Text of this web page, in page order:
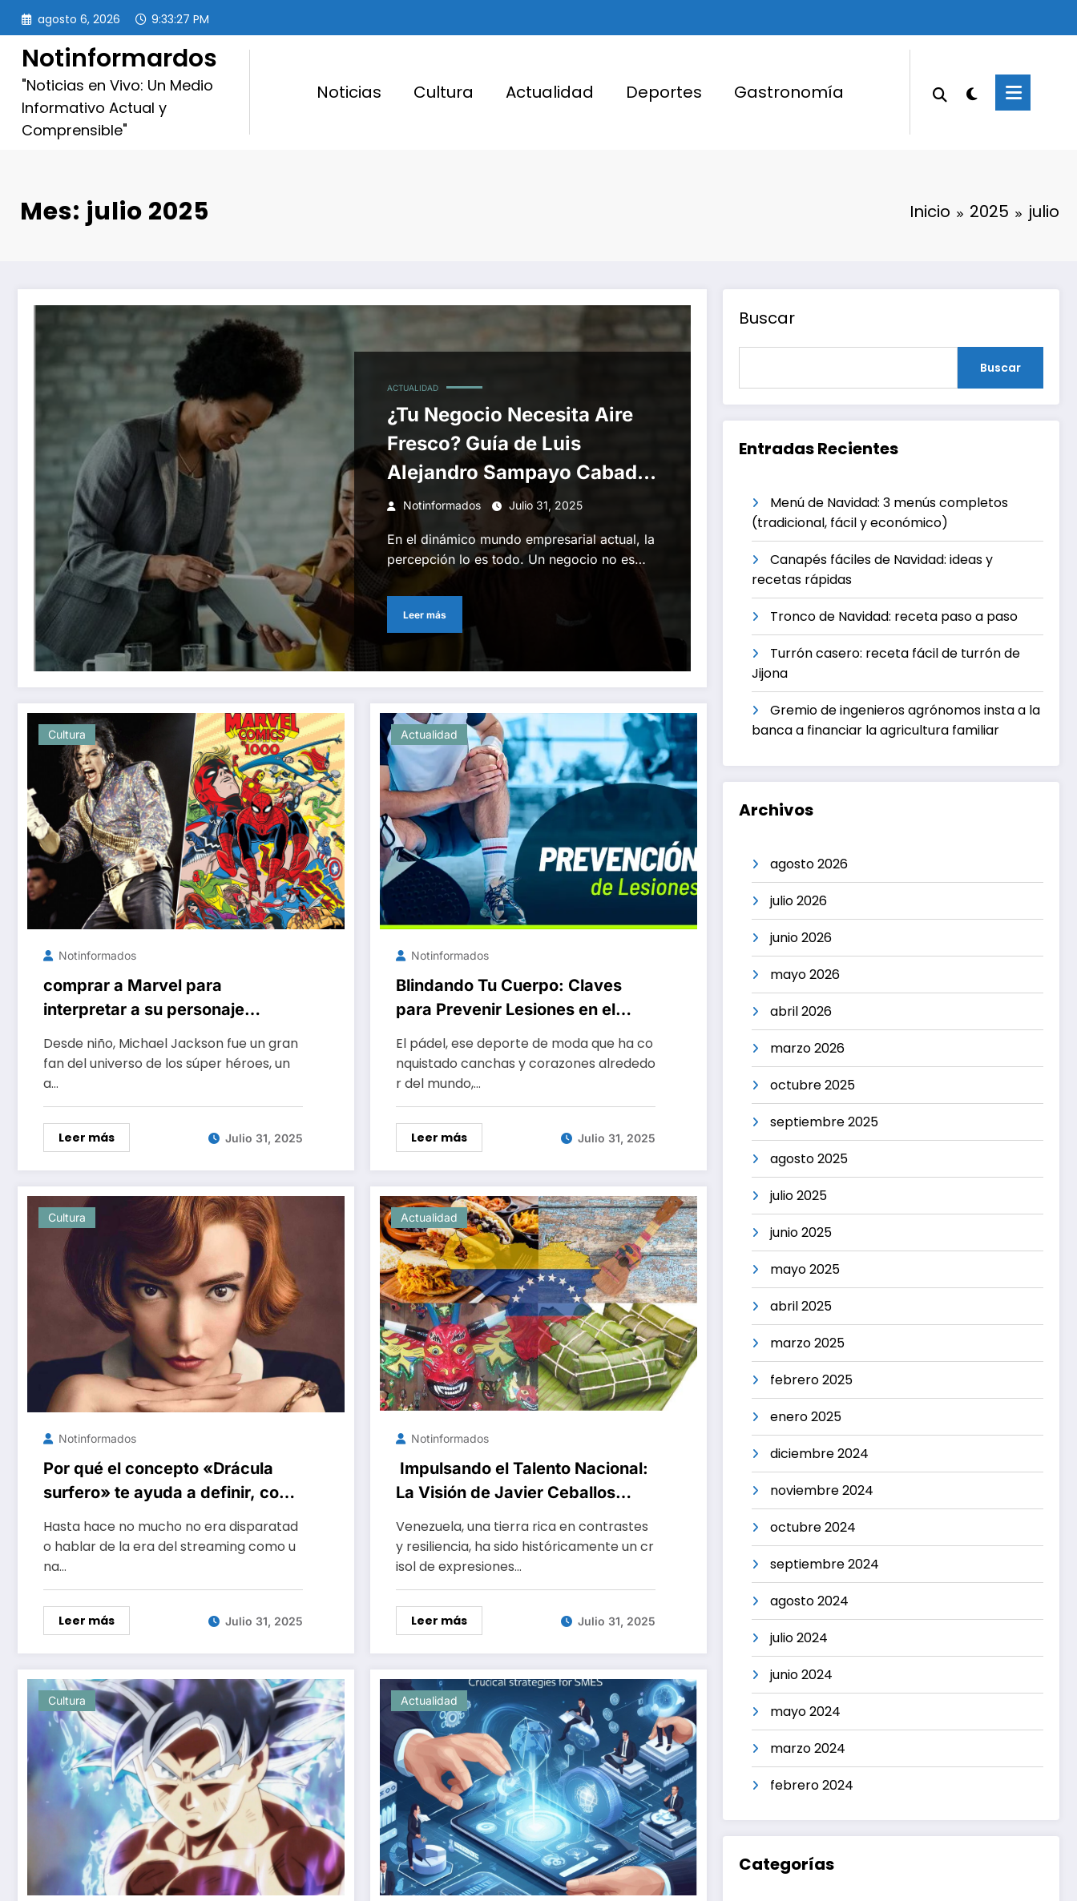
Saltar
contenido
agosto 6, 2026 9:33:29 PM
Notinformardos
"Noticias en Vivo: Un Medio
Informativo Actual y
Comprensible"
Noticias Cultura Actualidad Deportes Gastronomía
Mes: julio 2025 Inicio 2025 julio
ACTUALIDAD
¿Tu Negocio Necesita Aire
Fresco? Guía de Luis
Alejandro Sampayo Cabada
para la Renovación de
Espacios.
Notinformados Julio 31, 2025
En el dinámico mundo empresarial actual, la
percepción lo es todo. Un negocio no es…
Leer más
Cultura
Notinformados
comprar a Marvel para
interpretar a su personaje
favorito
Desde niño, Michael Jackson fue un gran
fan del universo de los súper héroes, un
a…
Leer más Julio 31, 2025
Actualidad
Notinformados
Blindando Tu Cuerpo: Claves
para Prevenir Lesiones en el
Pádel y Disfrutar Sin Riesgos
El pádel, ese deporte de moda que ha co
nquistado canchas y corazones alrededo
r del mundo,…
Leer más Julio 31, 2025
Cultura
Notinformados
Por qué el concepto «Drácula
surfero» te ayuda a definir, con
dos palabras, el problema de
casi todas las series modernas
Hasta hace no mucho no era disparatad
o hablar de la era del streaming como u
na…
Leer más Julio 31, 2025
Actualidad
Notinformados
Impulsando el Talento Nacional:
La Visión de Javier Ceballos
Jimenez en Cultura y Arte
Venezuela, una tierra rica en contrastes
y resiliencia, ha sido históricamente un cr
isol de expresiones…
Leer más Julio 31, 2025
Cultura Actualidad
Buscar
Buscar
Entradas Recientes
Menú de Navidad: 3 menús completos
(tradicional, fácil y económico)
Canapés fáciles de Navidad: ideas y
recetas rápidas
Tronco de Navidad: receta paso a paso
Turrón casero: receta fácil de turrón de
Jijona
Gremio de ingenieros agrónomos insta a la
banca a financiar la agricultura familiar
Archivos
agosto 2026
julio 2026
junio 2026
mayo 2026
abril 2026
marzo 2026
octubre 2025
septiembre 2025
agosto 2025
julio 2025
junio 2025
mayo 2025
abril 2025
marzo 2025
febrero 2025
enero 2025
diciembre 2024
noviembre 2024
octubre 2024
septiembre 2024
agosto 2024
julio 2024
junio 2024
mayo 2024
marzo 2024
febrero 2024
Categorías